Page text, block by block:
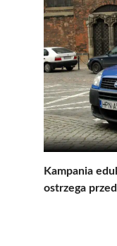
Kampania
ostrzega